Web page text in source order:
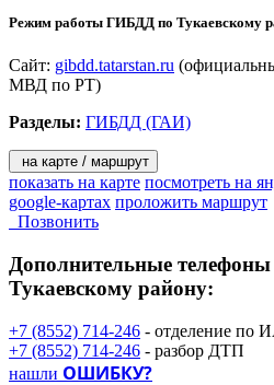
Режим работы ГИБДД по Тукаевскому
Сайт: gibdd.tatarstan.ru
МВД по РТ)
Разделы: ГИБДД (ГАИ)
на карте / маршрут
показать на карте посмотреть на
google-картах проложить маршрут
Позвонить
Дополнительные телефоны
Тукаевскому району:
+7 (8552) 714-246 - отделение по
+7 (8552) 714-246 - разбор ДТП
нашли ОШИБКУ?